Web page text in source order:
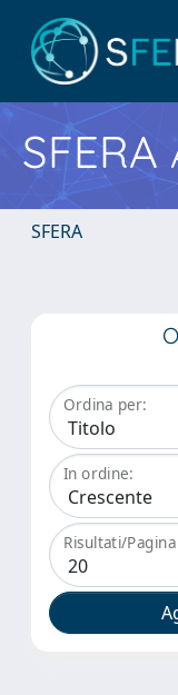
SFERA
SFERA
Ordina per:
In ordine:
Risultati/Pagina